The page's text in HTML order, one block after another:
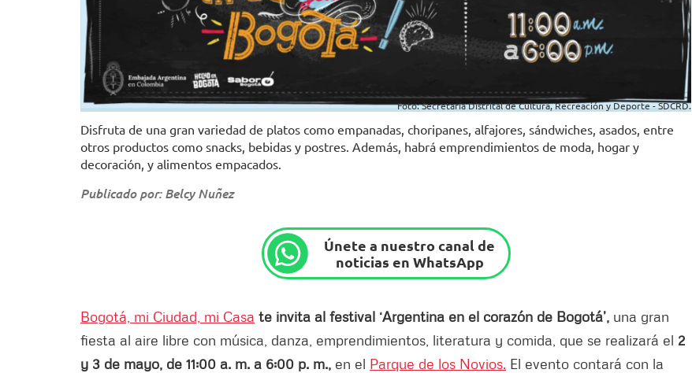
Foto: Secretaría Distrital de Cultura, Recreación y Deporte - SDCRD.
Disfruta de una gran variedad de platos como empanadas, choripanes, alfajores, sándwiches, asados, entre
otros productos como snacks, bebidas y postres. Además, habrá emprendimientos de moda, hogar y
decoración, y alimentos empacados.
Publicado por: Belcy Nuñez
Únete a nuestro canal de
noticias en WhatsApp
Bogotá, mi Ciudad, mi Casa te invita al festival ‘Argentina en el corazón de Bogotá’, una gran
fiesta al aire libre con música, danza, emprendimientos, literatura y comida, que se realizará el 2
y 3 de mayo, de 11:00 a. m. a 6:00 p. m., en el Parque de los Novios. El evento contará con la